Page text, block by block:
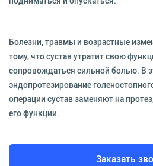
Болезни, травмы и возрастные
тому, что сустав утратит свою
сопровождаться сильной болью. В
эндопротезирование
операции сустав заменяют на
его функции.
Заказать